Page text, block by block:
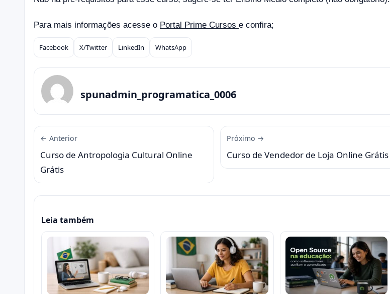
Para mais informações acesse o Portal Prime Cursos e confira;
Compartilhar
Facebook X/Twitter LinkedIn WhatsApp
spunadmin_programatica_0006
← Anterior
Curso de Antropologia Cultural Online
Grátis
Próximo →
Curso de Vendedor de Loja Online Grátis
Leia também